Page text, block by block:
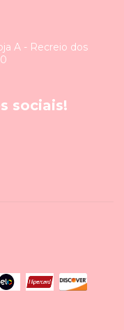
A - Recreio dos
sociais!